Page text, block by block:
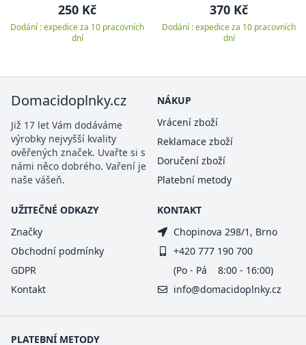
250 Kč
Dodání : expedice za 10 pracovních
dní
370 Kč
Dodání : expedice za 10 pracovních
dní
Domacidoplnky.cz
Již 17 let Vám dodáváme
výrobky nejvyšší kvality
ověřených značek. Uvařte si s
námi něco dobrého. Vaření je
naše vášeň.
NÁKUP
Vrácení zboží
Reklamace zboží
Doručení zboží
Platební metody
UŽITEČNÉ ODKAZY
Značky
Obchodní podmínky
GDPR
Kontakt
KONTAKT
Chopinova 298/1, Brno
+420 777 190 700
(Po - Pá 8:00 - 16:00)
info@domacidoplnky.cz
PLATEBNÍ METODY